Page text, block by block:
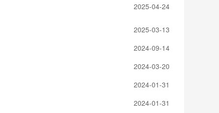
2025-04-24
2025-03-13
2024-09-14
2024-03-20
2024-01-31
2024-01-31